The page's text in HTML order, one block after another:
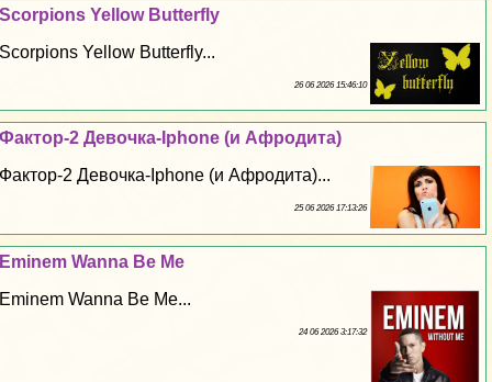
Scorpions Yellow Butterfly
Scorpions Yellow Butterfly...
26 06 2026 15:46:10
Фактор-2 Дeвoчка-Iphone (и Афродита)
Фактор-2 Дeвoчка-Iphone (и Афродита)...
25 06 2026 17:13:26
Eminem Wanna Be Me
Eminem Wanna Be Me...
24 06 2026 3:17:32